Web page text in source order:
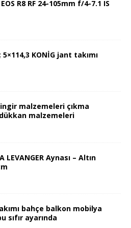
R8 RF 24-105mm f/4-7.1 IS
5×114,3 KONİG jant takımı
malzemeleri çıkma
malzemeleri
LEVANGER Aynası – Altın
bahçe balkon mobilya
sıfır ayarında